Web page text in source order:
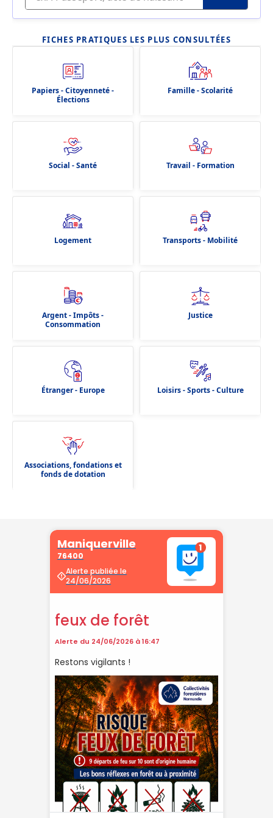
FICHES PRATIQUES LES PLUS CONSULTÉES
Papiers - Citoyenneté -
Élections
Famille - Scolarité
Social - Santé Travail - Formation
Logement Transports - Mobilité
Argent - Impôts -
Consommation
Justice
Étranger - Europe Loisirs - Sports - Culture
Associations, fondations et
fonds de dotation